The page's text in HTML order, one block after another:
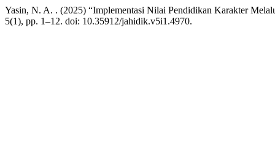
Yasin, N. A. . (2025) “Implementasi Nilai Pendidikan Karakter
5(1), pp. 1–12. doi: 10.35912/jahidik.v5i1.4970.